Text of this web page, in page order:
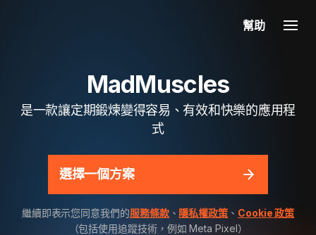
幫助
MadMuscles
是一款讓定期鍛煉變得容易、有效和快樂的應用程
式
選擇一個方案
繼續即表示您同意我們的服務條款、 隱私權政策 、 Cookie 政策
（包括使用追蹤技術，例如 Meta Pixel）